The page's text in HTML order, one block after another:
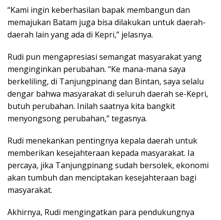
“Kami ingin keberhasilan bapak membangun dan
memajukan Batam juga bisa dilakukan untuk daerah-
daerah lain yang ada di Kepri,” jelasnya.
Rudi pun mengapresiasi semangat masyarakat yang
menginginkan perubahan. “Ke mana-mana saya
berkeliling, di Tanjungpinang dan Bintan, saya selalu
dengar bahwa masyarakat di seluruh daerah se-Kepri,
butuh perubahan. Inilah saatnya kita bangkit
menyongsong perubahan,” tegasnya.
Rudi menekankan pentingnya kepala daerah untuk
memberikan kesejahteraan kepada masyarakat. Ia
percaya, jika Tanjungpinang sudah bersolek, ekonomi
akan tumbuh dan menciptakan kesejahteraan bagi
masyarakat.
Akhirnya, Rudi mengingatkan para pendukungnya